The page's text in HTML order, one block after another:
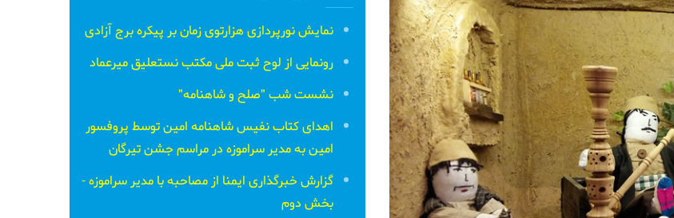
نمایش نورپردازی هزارتوی زمان بر پیکره برج آزادی
رونمایی از لوح ثبت ملی مكتب نستعلیق میرعماد
نشست شب "صلح و شاهنامه"
اهدای کتاب نفیس شاهنامه امین توسط پروفسور
امین به مدیر سراموزه در مراسم جشن تیرگان
گزارش خبرگذاری ایمنا از مصاحبه با مدیر سراموزه -
بخش دوم